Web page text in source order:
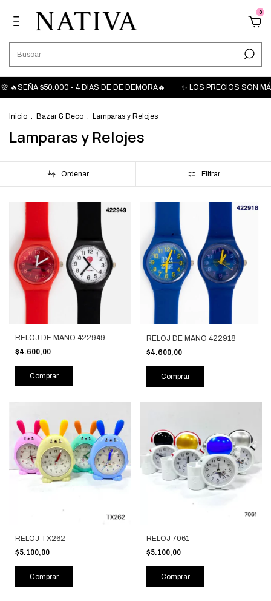
0
$50.000 - 4 DIAS DE DE DEMORA🔥 ✨ LOS PRECIOS SON MÁS IVA ✨
Inicio . Bazar & Deco . Lamparas y Relojes
Lamparas y Relojes
Ordenar Filtrar
RELOJ DE MANO 422949
$4.600,00
Comprar
RELOJ DE MANO 422918
$4.600,00
Comprar
RELOJ TX262
$5.100,00
Comprar
RELOJ 7061
$5.100,00
Comprar